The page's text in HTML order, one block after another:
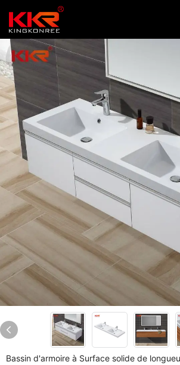
Bassin d'armoire à Surface solide de